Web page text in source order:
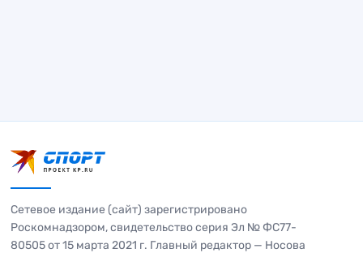
Сетевое издание (сайт) зарегистрировано
Роскомнадзором, свидетельство серия Эл № ФС77-
80505 от 15 марта 2021 г. Главный редактор — Носова